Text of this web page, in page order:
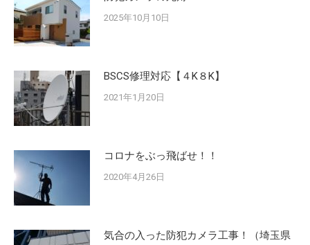
2025年10月10日
BSCS修理対応【４K８K】
2021年1月20日
コロナをぶっ飛ばせ！！
2020年4月26日
気合の入った防犯カメラ工事！（埼玉県